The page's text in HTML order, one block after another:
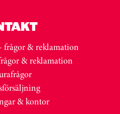
frågor & reklamation
& reklamation
& kontor